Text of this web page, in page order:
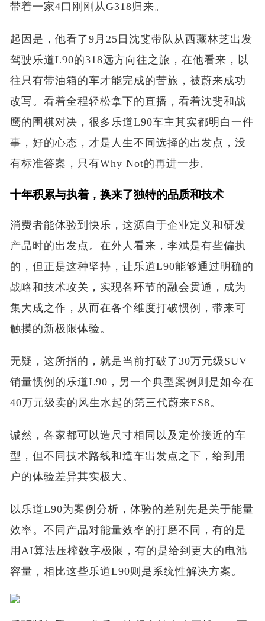
带着一家4口刚刚从G318归来。
起因是，他看了9月25日沈斐带队从西藏林芝出发
驾驶乐道L90的318远方向往之旅，在他看来，以
往只有带油箱的车才能完成的苦旅，被蔚来成功
改写。看着全程轻松拿下的直播，看着沈斐和战
鹰的围棋对决，很多乐道L90车主其实都明白一件
事，好的心态，才是人生不同选择的出发点，没
有标准答案，只有Why Not的再进一步。
十年积累与执着，换来了独特的品质和技术
消费者能体验到快乐，这源自于企业定义和研发
产品时的出发点。在外人看来，李斌是有些偏执
的，但正是这种坚持，让乐道L90能够通过明确的
战略和技术攻关，实现各环节的融会贯通，成为
集大成之作，从而在各个维度打破惯例，带来可
触摸的新极限体验。
无疑，这所指的，就是当前打破了30万元级SUV
销量惯例的乐道L90，另一个典型案例则是如今在
40万元级卖的风生水起的第三代蔚来ES8。
诚然，各家都可以造尺寸相同以及定价接近的车
型，但不同技术路线和造车出发点之下，给到用
户的体验差异其实极大。
以乐道L90为案例分析，体验的差别先是关于能量
效率。不同产品对能量效率的打磨不同，有的是
用AI算法压榨数字极限，有的是给到更大的电池
容量，相比这些乐道L90则是系统性解决方案。